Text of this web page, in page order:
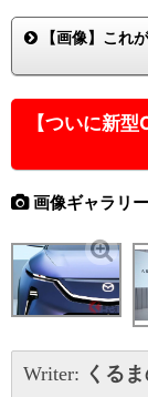
【画像】これ
【ついに新
画像ギャラリー
Writer: くる